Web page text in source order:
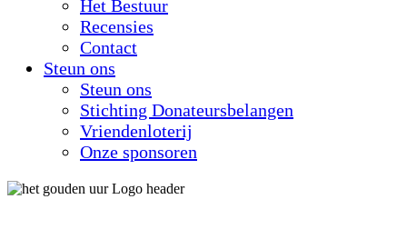
Het Bestuur
Recensies
Contact
Steun ons
Steun ons
Stichting Donateursbelangen
Vriendenloterij
Onze sponsoren